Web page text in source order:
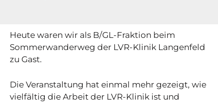
Heute waren wir als B/GL-Fraktion beim
Sommerwanderweg der LVR-Klinik Langenfeld
zu Gast.
Die Veranstaltung hat einmal mehr gezeigt, wie
vielfältig die Arbeit der LVR-Klinik ist und